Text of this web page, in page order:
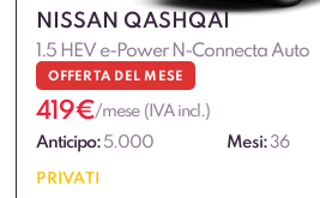
NISSAN QASHQAI
1.5 HEV e-Power N-Connecta Auto
OFFERTA DEL MESE
419€/mese (IVA incl.)
Anticipo: 5.000 Mesi:36
PRIVATI